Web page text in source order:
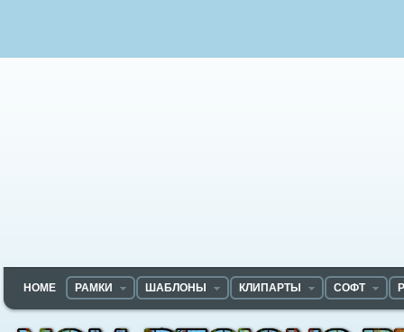
HOME РАМКИ ШАБЛОНЫ КЛИПАРТЫ СОФТ